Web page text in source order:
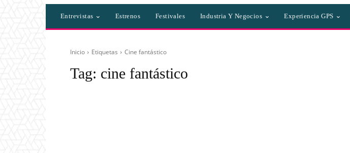
Entrevistas Estrenos Festivales Industria Y Negocios Experiencia GPS
Inicio Etiquetas Cine fantástico
Tag: cine fantástico